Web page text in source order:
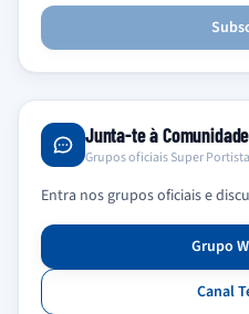
Junta-te à Comunidade
Grupos oficiais Super
Entra nos grupos oficiais e
Grupo
Canal